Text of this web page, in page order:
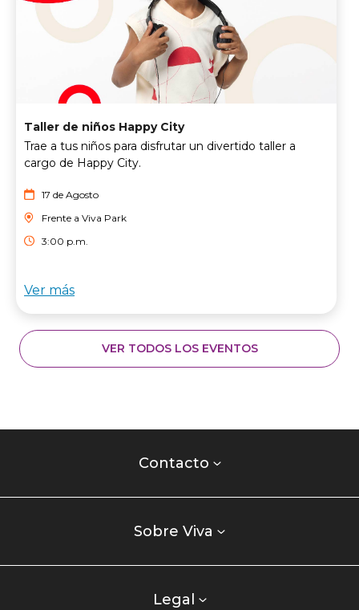
Taller de niños Happy City
Trae a tus niños para disfrutar un divertido taller a
cargo de Happy City.
17 de Agosto
Frente a Viva Park
3:00 p.m.
Ver más
VER TODOS LOS EVENTOS
Contacto
Sobre Viva
Legal